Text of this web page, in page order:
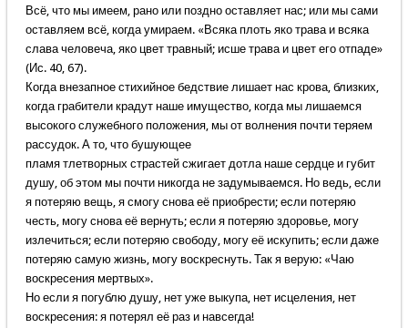
Всё, что мы имеем, рано или поздно оставляет нас; или мы сами
оставляем всё, когда умираем. «Всяка плоть яко трава и всяка
слава человеча, яко цвет травный; исше трава и цвет его отпаде»
(Ис. 40, 67).
Когда внезапное стихийное бедствие лишает нас крова, близких,
когда грабители крадут наше имущество, когда мы лишаемся
высокого служебного положения, мы от волнения почти теряем
рассудок. А то, что бушующее
пламя тлетворных страстей сжигает дотла наше сердце и губит
душу, об этом мы почти никогда не задумываемся. Но ведь, если
я потеряю вещь, я смогу снова её приобрести; если потеряю
честь, могу снова её вернуть; если я потеряю здоровье, могу
излечиться; если потеряю свободу, могу её искупить; если даже
потеряю самую жизнь, могу воскреснуть. Так я верую: «Чаю
воскресения мертвых».
Но если я погублю душу, нет уже выкупа, нет исцеления, нет
воскресения: я потерял её раз и навсегда!